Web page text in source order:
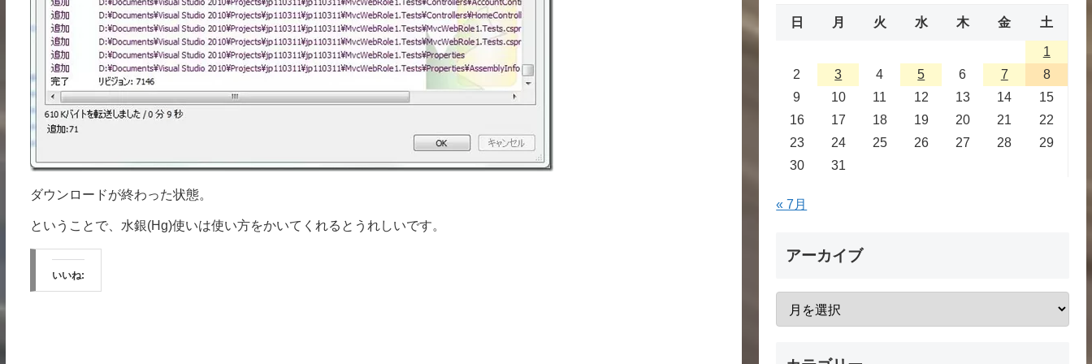
ダウンロードが終わった状態。
ということで、水銀(Hg)使いは使い方をかいてくれるとうれしいです。
いいね:
日 月 火 水 木 金 土
1
2
3 4 5 6 7
8
9
10 11 12 13 14
15
16
17 18 19 20 21
22
23
24 25 26 27 28
29
30
31
« 7月
アーカイブ